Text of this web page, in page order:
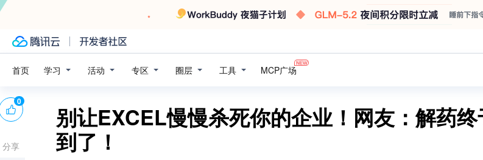
首页 学习 活动 专区 圈层 工具 MCP广场
别让EXCEL慢慢杀死你的企业！网友：解药
到了！
0
分享